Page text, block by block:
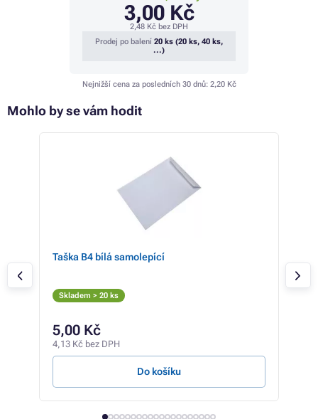
3,00 Kč
2,48 Kč bez DPH
Prodej po balení 20 ks (20 ks, 40 ks,
...)
Nejnižší cena za posledních 30 dnů: 2,20 Kč
Mohlo by se vám hodit
Taška B4 bílá samolepící
Skladem > 20 ks
5,00 Kč
4,13 Kč bez DPH
Do košíku